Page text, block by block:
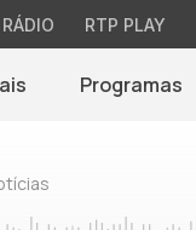
RÁDIO RTP PLAY
Programas